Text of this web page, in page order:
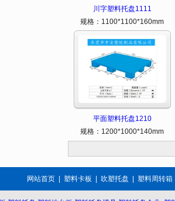
川字塑料托盘1111
规格：1100*1100*160mm
平面塑料托盘1210
规格：1200*1000*140mm
网站首页 塑料卡板 吹塑托盘 塑料周转箱